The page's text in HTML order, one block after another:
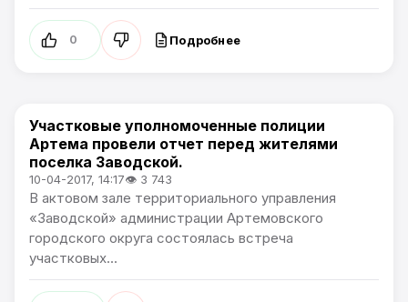
0 Подробнее
Общество
Участковые уполномоченные полиции
Артема провели отчет перед жителями
поселка Заводской.
10-04-2017, 14:17👁 3 743
В актовом зале территориального управления
«Заводской» администрации Артемовского
городского округа состоялась встреча
участковых...